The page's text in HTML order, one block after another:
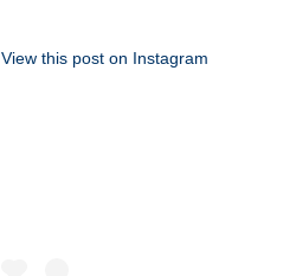
View this post on Instagram